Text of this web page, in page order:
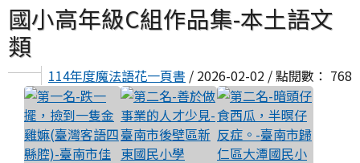
國小高年級C組作品集-本土語文
類
114年度魔法語花一頁書 / 2026-02-02 / 點閱數： 768